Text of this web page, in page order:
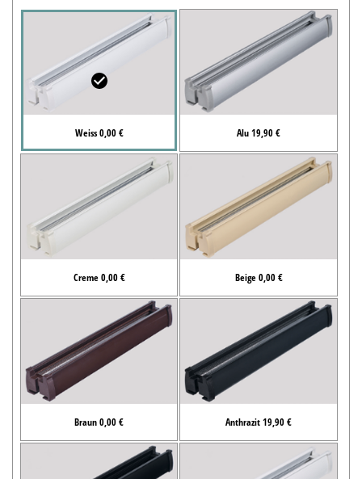
Weiss 0,00 € Alu 19,90 €
Creme 0,00 € Beige 0,00 €
Braun 0,00 € Anthrazit 19,90 €